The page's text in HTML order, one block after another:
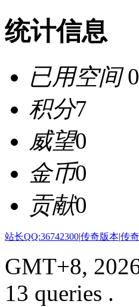
统计信息
已用空间
积分7
威望0
金币0
贡献0
站长QQ:36742300|传奇版本|传
GMT+8,
13 queries .